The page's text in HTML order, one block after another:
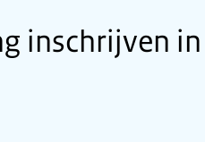
inschrijven